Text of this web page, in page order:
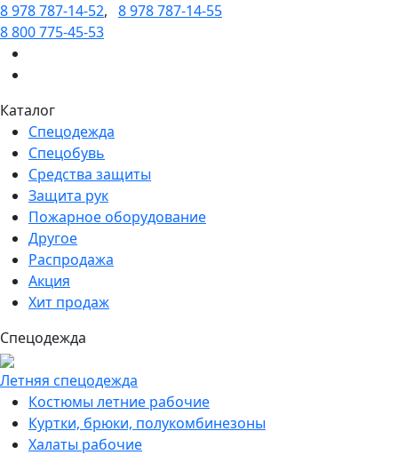
8 978 787-14-52, 8 978 787-14-55
8 800 775-45-53
Каталог
Спецодежда
Спецобувь
Средства защиты
Защита рук
Пожарное оборудование
Другое
Распродажа
Акция
Хит продаж
Спецодежда
Летняя спецодежда
Костюмы летние рабочие
Куртки, брюки, полукомбинезоны
Халаты рабочие